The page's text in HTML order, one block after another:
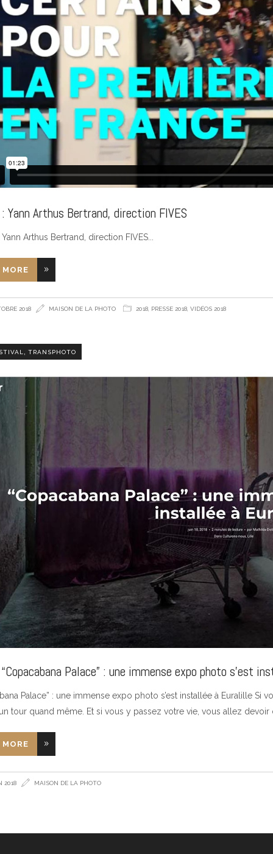
: Yann Arthus Bertrand, direction FIVES
Yann Arthus Bertrand, direction FIVES
MORE
2018 MAISON DE LA PHOTO 2018 PRESSE 2018 VIDÉOS 2018
TRANSPHOTO
Palace” : une immense expo photo s’est
Palace” : une immense expo photo s’est installée à Euralille Si
tour quand même. Et si vous y passez votre vie, vous allez
MORE
2018 MAISON DE LA PHOTO